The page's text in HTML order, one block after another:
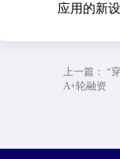
应用的新设
上一篇： “
A+轮融资